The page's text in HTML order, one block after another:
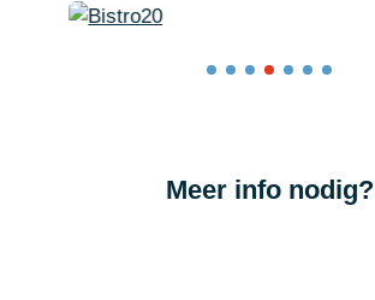
Meer info nodig?